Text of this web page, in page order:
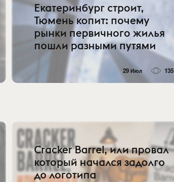
Екатеринбург строит,
Тюмень копит: почему
рынки первичного жилья
пошли разными путями
29 Июл 135
Cracker Barrel, или провал
который начался задолго
до логотипа